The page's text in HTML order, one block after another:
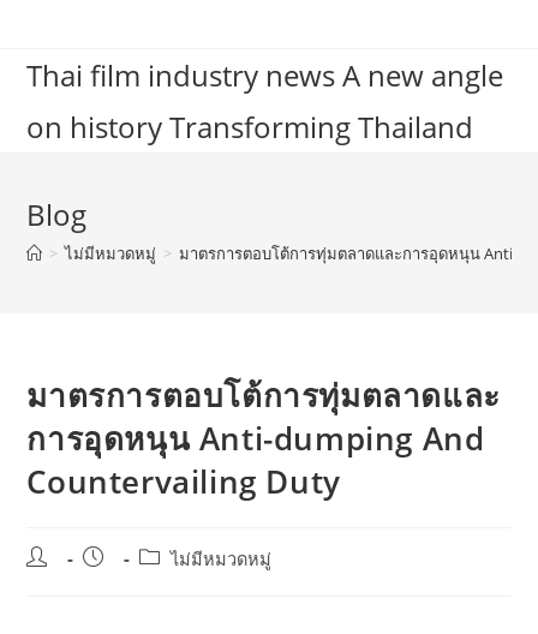
contentThai film industry news A new angle
on history Transforming Thailand
Blog
> ไม่มีหมวดหมู่ > มาตรการตอบโต้การทุ่มตลาดและการอุดหนุน Anti-
มาตรการตอบโต้การทุ่มตลาดและ
การอุดหนุน Anti-dumping And
Countervailing Duty
Post
Post
Postไม่มีหมวดหมู่